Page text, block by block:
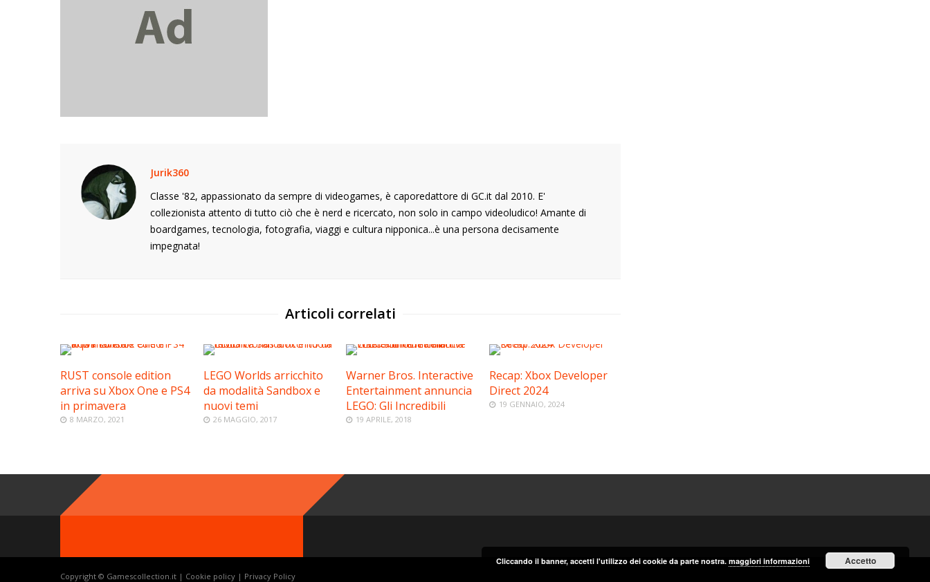
Jurik360
Classe '82, appassionato da sempre di videogames, è caporedattore di GC.it dal 2010. E'
collezionista attento di tutto ciò che è nerd e ricercato, non solo in campo videoludico! Amante di
boardgames, tecnologia, fotografia, viaggi e cultura nipponica...è una persona decisamente
impegnata!
Articoli correlati
RUST console edition
arriva su Xbox One e PS4
in primavera
8 MARZO, 2021
LEGO Worlds arricchito
da modalità Sandbox e
nuovi temi
26 MAGGIO, 2017
Warner Bros. Interactive
Entertainment annuncia
LEGO: Gli Incredibili
19 APRILE, 2018
Recap: Xbox Developer
Direct 2024
19 GENNAIO, 2024
Copyright © Gamescollection.it | Cookie policy | Privacy Policy
Cliccando il banner, accetti l'utilizzo dei cookie da parte nostra. maggiori informazioni Accetto